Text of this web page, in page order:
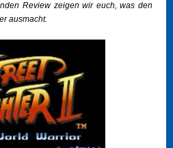
Review zeigen wir euch, was den
ausmacht.